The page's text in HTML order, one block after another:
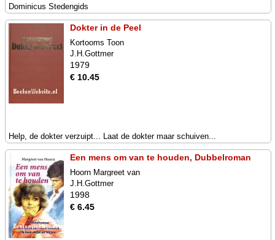
Dominicus Stedengids
Dokter in de Peel
Kortooms Toon
J.H.Gottmer
1979
€ 10.45
Help, de dokter verzuipt... Laat de dokter maar schuiven...
Een mens om van te houden, Dubbelroman
Hoorn Margreet van
J.H.Gottmer
1998
€ 6.45